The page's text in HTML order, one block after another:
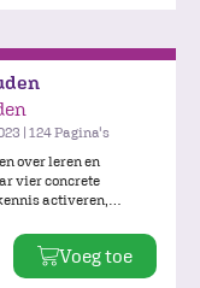
| 124 Pagina's
over leren en
vier concrete
activeren,
voorbeelden
ervoor dat je
klas.
Voeg toe